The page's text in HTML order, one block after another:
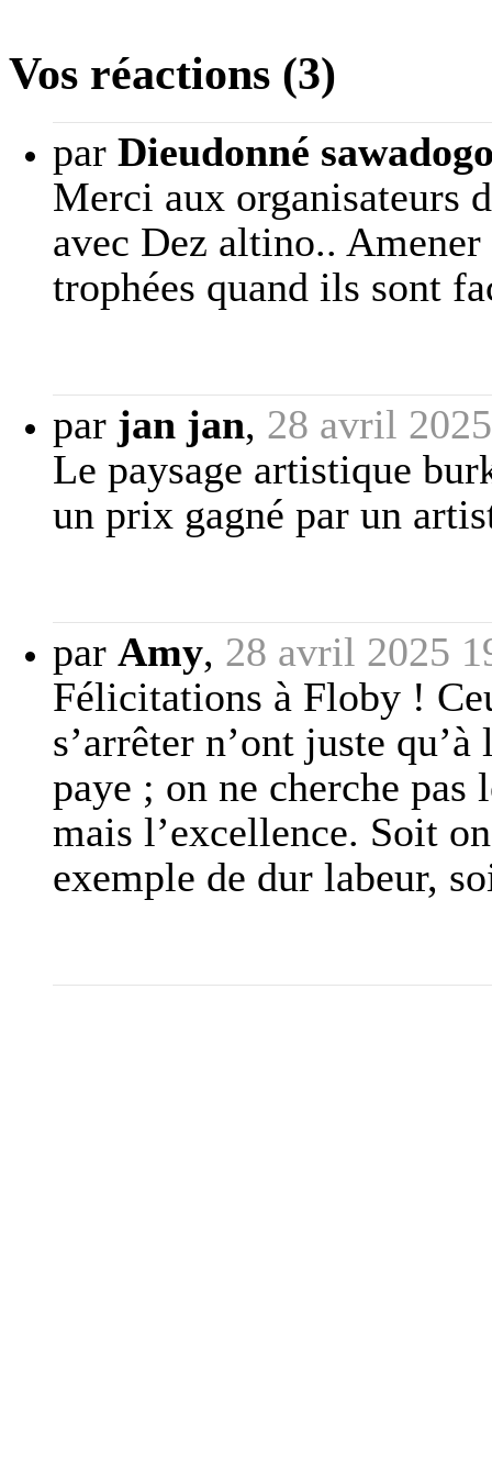
Vos réactions (3)
par Dieudonné
Merci aux organisateurs
avec Dez altino..
trophées quand ils sont
par jan jan, 28 avril
Le paysage artistique
un prix gagné par un
par Amy, 28 avril 2025
Félicitations à Floby !
s’arrêter n’ont juste
paye ; on ne cherche
mais l’excellence. Soit
exemple de dur labeur,